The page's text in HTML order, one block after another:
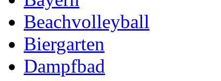
Beachvolleyball
Biergarten
Dampfbad